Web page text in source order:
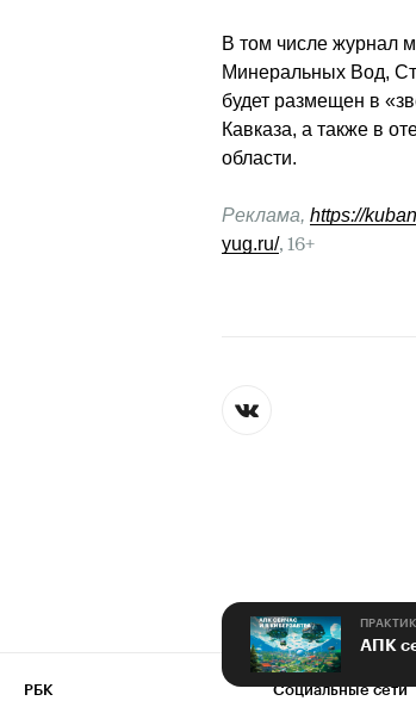
В том числе журнал
Минеральных Вод,
будет размещен в
Кавказа, а также в
области.
Реклама, https://
yug.ru/, 16+
РБК Социальные сети